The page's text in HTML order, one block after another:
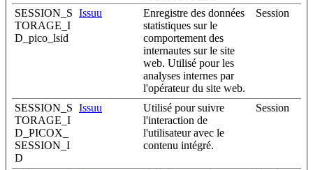
SESSION_S
TORAGE_I
D_pico_lsid
Issuu
Enregistre des données
statistiques sur le
comportement des
internautes sur le site
web. Utilisé pour les
analyses internes par
l'opérateur du site web.
Session
SESSION_S
TORAGE_I
D_PICOX_
SESSION_I
D
Issuu
Utilisé pour suivre
l'interaction de
l'utilisateur avec le
contenu intégré.
Session